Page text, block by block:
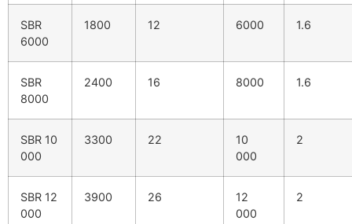
SBR
6000
1800 12 6000 1.6
SBR
8000
2400 16 8000 1.6
SBR 10
000
3300 22
10
000
2
SBR 12
000
3900 26
12
000
2